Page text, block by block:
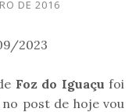
DE 2016
2023
Foz do Iguaçu foi
no post de hoje vou